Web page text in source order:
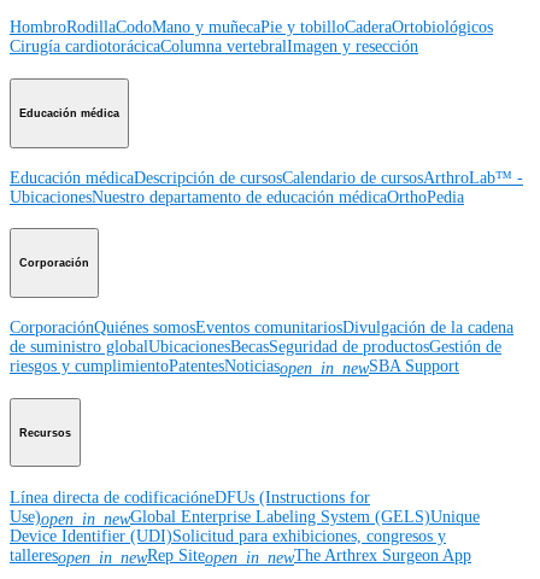
HombroRodillaCodoMano y muñecaPie y tobilloCaderaOrtobiológicos
Cirugía cardiotorácicaColumna vertebralImagen y resección
Educación médica
Educación médicaDescripción de cursosCalendario de cursosArthroLab™ -
UbicacionesNuestro departamento de educación médicaOrthoPedia
Corporación
CorporaciónQuiénes somosEventos comunitariosDivulgación de la cadena
de suministro globalUbicacionesBecasSeguridad de productosGestión de
riesgos y cumplimientoPatentesNoticiasopen_in_newSBA Support
Recursos
Línea directa de codificacióneDFUs (Instructions for
Use)open_in_newGlobal Enterprise Labeling System (GELS)Unique
Device Identifier (UDI)Solicitud para exhibiciones, congresos y
talleresopen_in_newRep Siteopen_in_newThe Arthrex Surgeon App